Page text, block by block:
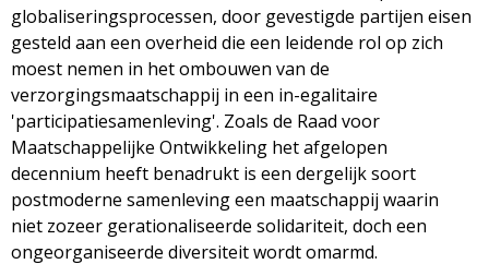
globaliseringsprocessen, door gevestigde partijen eisen
gesteld aan een overheid die een leidende rol op zich
moest nemen in het ombouwen van de
verzorgingsmaatschappij in een in-egalitaire
'participatiesamenleving'. Zoals de Raad voor
Maatschappelijke Ontwikkeling het afgelopen
decennium heeft benadrukt is een dergelijk soort
postmoderne samenleving een maatschappij waarin
niet zozeer gerationaliseerde solidariteit, doch een
ongeorganiseerde diversiteit wordt omarmd.